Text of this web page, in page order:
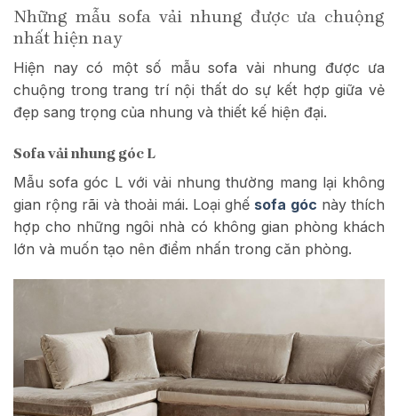
Những mẫu sofa vải nhung được ưa chuộng
nhất hiện nay
Hiện nay có một số mẫu sofa vải nhung được ưa
chuộng trong trang trí nội thất do sự kết hợp giữa vẻ
đẹp sang trọng của nhung và thiết kế hiện đại.
Sofa vải nhung góc L
Mẫu sofa góc L với vải nhung thường mang lại không
gian rộng rãi và thoải mái. Loại ghế sofa góc này thích
hợp cho những ngôi nhà có không gian phòng khách
lớn và muốn tạo nên điểm nhấn trong căn phòng.